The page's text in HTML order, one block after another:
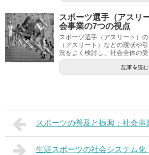
スポーツ選手（アスリ
会事業の7つの視点
スポーツ選手（アスリート）
（アスリート）などの現状や
況をよく検討し、社会全体の
記事を読む
スポーツの普及と振興：社会事
生涯スポーツの社会システム化